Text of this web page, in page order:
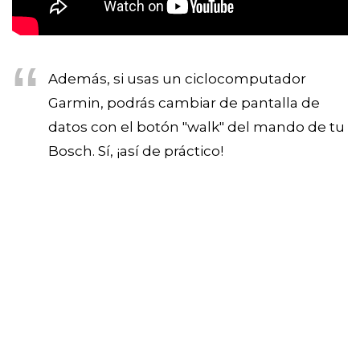
Además, si usas un ciclocomputador
Garmin, podrás cambiar de pantalla de
datos con el botón "walk" del mando de tu
Bosch. Sí, ¡así de práctico!